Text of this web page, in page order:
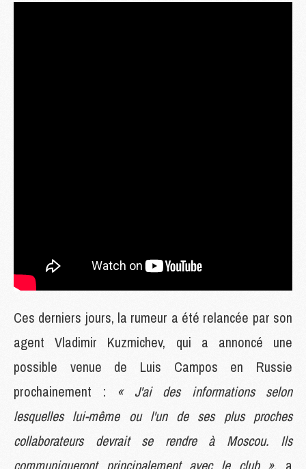
Ces derniers jours, la rumeur a été relancée par son
agent Vladimir Kuzmichev, qui a annoncé une
possible venue de Luis Campos en Russie
prochainement : « J'ai des informations selon
lesquelles lui-même ou l'un de ses plus proches
collaborateurs devrait se rendre à Moscou. Ils
communiqueront principalement avec le club », a